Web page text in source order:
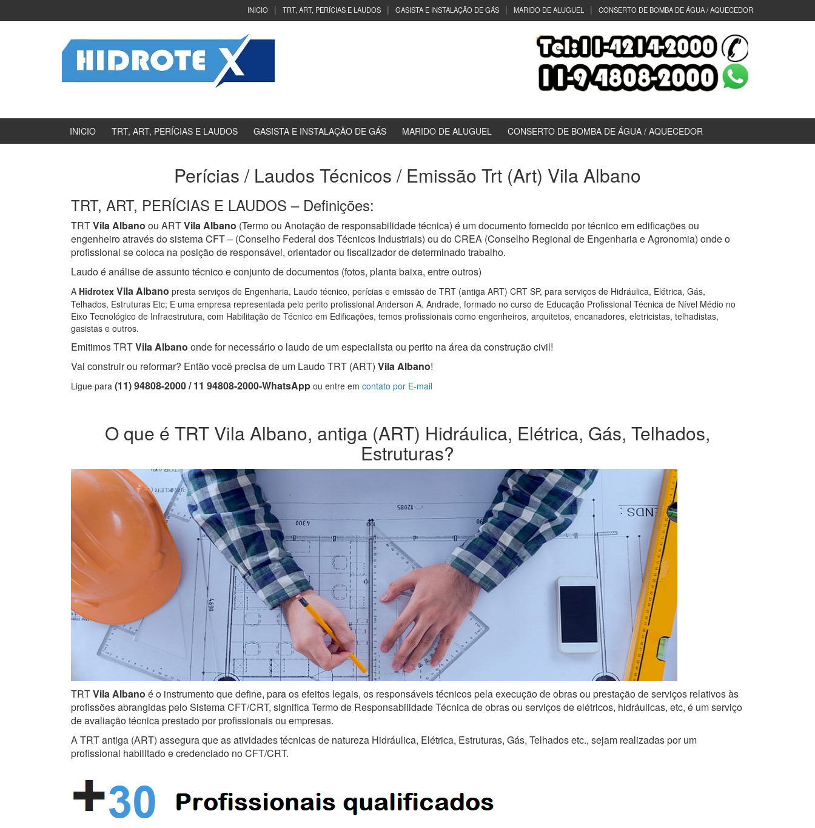
INICIO TRT, ART, PERÍCIAS E LAUDOS GASISTA E INSTALAÇÃO DE GÁS MARIDO DE ALUGUEL CONSERTO DE BOMBA DE ÁGUA / AQUECEDOR
INICIO TRT, ART, PERÍCIAS E LAUDOS GASISTA E INSTALAÇÃO DE GÁS MARIDO DE ALUGUEL CONSERTO DE BOMBA DE ÁGUA / AQUECEDOR
Perícias / Laudos Técnicos / Emissão Trt (Art) Vila Albano
TRT, ART, PERÍCIAS E LAUDOS – Definições:
TRTVila Albano ou ARTVila Albano (Termo ou Anotação de responsabilidade técnica) é um documento fornecido por técnico em edificações ou
engenheiro através do sistema CFT – (Conselho Federal dos Técnicos Industriais) ou do CREA (Conselho Regional de Engenharia e Agronomia) onde o
profissional se coloca na posição de responsável, orientador ou fiscalizador de determinado trabalho.
Laudo é análise de assunto técnico e conjunto de documentos (fotos, planta baixa, entre outros)
A Hidrotex Vila Albano presta serviços de Engenharia, Laudo técnico, perícias e emissão de TRT (antiga ART) CRT SP, para serviços de Hidráulica, Elétrica, Gás,
Telhados, Estruturas Etc; E uma empresa representada pelo perito profissional Anderson A. Andrade, formado no curso de Educação Profissional Técnica de Nível Médio no
Eixo Tecnológico de Infraestrutura, com Habilitação de Técnico em Edificações, temos profissionais como engenheiros, arquitetos, encanadores, eletricistas, telhadistas,
gasistas e outros.
Emitimos TRTVila Albano onde for necessário o laudo de um especialista ou perito na área da construção civil!
Vai construir ou reformar? Então você precisa de um Laudo TRT (ART) Vila Albano!
Ligue para (11) 94808-2000 / 11 94808-2000-WhatsApp ou entre em contato por E-mail
O que é TRT Vila Albano, antiga (ART) Hidráulica, Elétrica, Gás, Telhados,
Estruturas?
TRTVila Albano é o instrumento que define, para os efeitos legais, os responsáveis técnicos pela execução de obras ou prestação de serviços relativos às
profissões abrangidas pelo Sistema CFT/CRT, significa Termo de Responsabilidade Técnica de obras ou serviços de elétricos, hidráulicas, etc, é um serviço
de avaliação técnica prestado por profissionais ou empresas.
A TRT antiga (ART) assegura que as atividades técnicas de natureza Hidráulica, Elétrica, Estruturas, Gás, Telhados etc., sejam realizadas por um
profissional habilitado e credenciado no CFT/CRT.